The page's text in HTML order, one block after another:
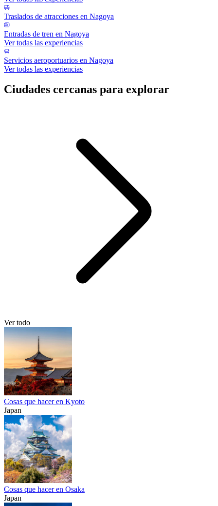
Traslados de atracciones en Nagoya
Entradas de tren en Nagoya
Ver todas las experiencias
Servicios aeroportuarios en Nagoya
Ver todas las experiencias
Ciudades cercanas para explorar
Ver todo
Cosas que hacer en Kyoto
Japan
Cosas que hacer en Osaka
Japan